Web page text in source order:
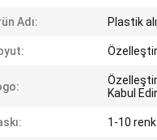
Adı: Plastik
Kabul
1-10 renk